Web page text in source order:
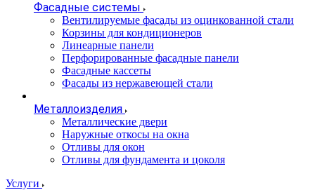
Фасадные системы
Вентилируемые фасады из оцинкованной стали
Корзины для кондиционеров
Линеарные панели
Перфорированные фасадные панели
Фасадные кассеты
Фасады из нержавеющей стали
Металлоизделия
Металлические двери
Наружные откосы на окна
Отливы для окон
Отливы для фундамента и цоколя
Услуги